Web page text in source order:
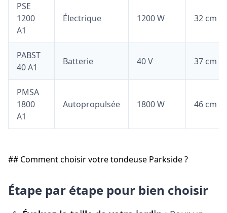
PSE
1200
A1
Électrique 1200 W 32 cm
PABST
40 A1
Batterie 40 V 37 cm
PMSA
1800
A1
Autopropulsée 1800 W 46 cm
## Comment choisir votre tondeuse Parkside ?
Étape par étape pour bien choisir